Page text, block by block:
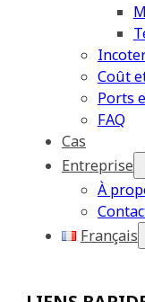
Coût
Ports
FAQ
Cas
Entreprise
À
Français